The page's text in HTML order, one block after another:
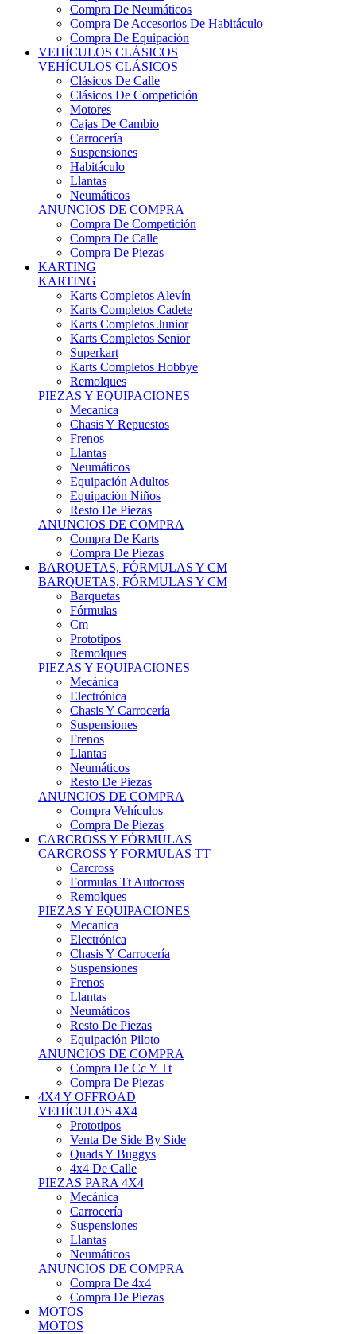
Compra De Accesorios De Habitáculo
Compra De Equipación
VEHÍCULOS CLÁSICOS
VEHÍCULOS CLÁSICOS
Clásicos De Calle
Clásicos De Competición
Motores
Cajas De Cambio
Carrocería
Suspensiones
Habitáculo
Llantas
Neumáticos
ANUNCIOS DE COMPRA
Compra De Competición
Compra De Calle
Compra De Piezas
KARTING
KARTING
Karts Completos Alevín
Karts Completos Cadete
Karts Completos Junior
Karts Completos Senior
Superkart
Karts Completos Hobbye
Remolques
PIEZAS Y EQUIPACIONES
Mecanica
Chasis Y Repuestos
Frenos
Llantas
Neumáticos
Equipación Adultos
Equipación Niños
Resto De Piezas
ANUNCIOS DE COMPRA
Compra De Karts
Compra De Piezas
BARQUETAS, FÓRMULAS Y CM
BARQUETAS, FÓRMULAS Y CM
Barquetas
Fórmulas
Cm
Prototipos
Remolques
PIEZAS Y EQUIPACIONES
Mecánica
Electrónica
Chasis Y Carrocería
Suspensiones
Frenos
Llantas
Neumáticos
Resto De Piezas
ANUNCIOS DE COMPRA
Compra Vehículos
Compra De Piezas
CARCROSS Y FÓRMULAS
CARCROSS Y FORMULAS TT
Carcross
Formulas Tt Autocross
Remolques
PIEZAS Y EQUIPACIONES
Mecanica
Electrónica
Chasis Y Carrocería
Suspensiones
Frenos
Llantas
Neumáticos
Resto De Piezas
Equipación Piloto
ANUNCIOS DE COMPRA
Compra De Cc Y Tt
Compra De Piezas
4X4 Y OFFROAD
VEHÍCULOS 4X4
Prototipos
Venta De Side By Side
Quads Y Buggys
4x4 De Calle
PIEZAS PARA 4X4
Mecánica
Carrocería
Suspensiones
Llantas
Neumáticos
ANUNCIOS DE COMPRA
Compra De 4x4
Compra De Piezas
MOTOS
MOTOS
Motos De Circuito